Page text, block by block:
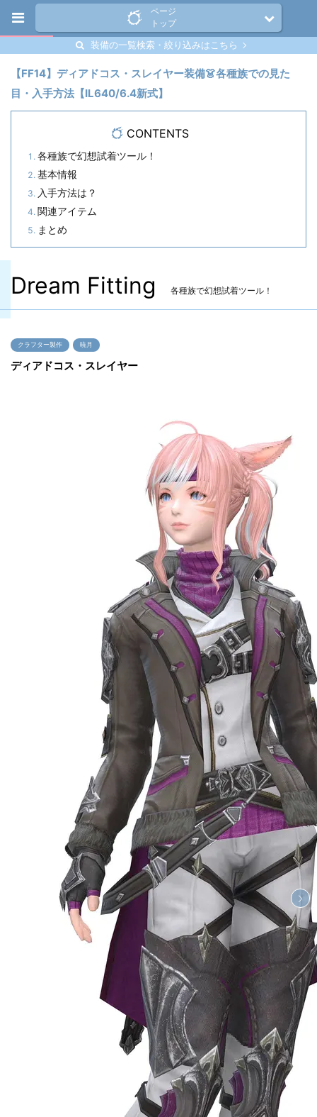
ページ
トップ
装備の一覧検索・絞り込みはこちら
【FF14】ディアドコス・スレイヤー装備👗各種族での見た
目・入手方法【IL640/6.4新式】
CONTENTS
各種族で幻想試着ツール！
基本情報
入手方法は？
関連アイテム
まとめ
Dream Fitting 各種族で幻想試着ツール！
クラフター製作 暁月
ディアドコス・スレイヤー